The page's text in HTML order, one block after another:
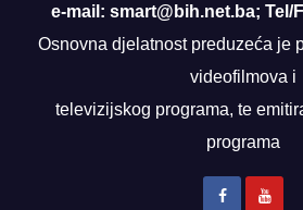
e-mail: smart@bih.net.ba; Tel/
Osnovna djelatnost preduzeća je
videofilmova i
televizijskog programa, te
programa